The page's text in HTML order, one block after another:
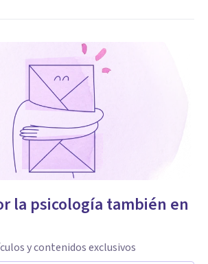
la psicología también en
y contenidos exclusivos